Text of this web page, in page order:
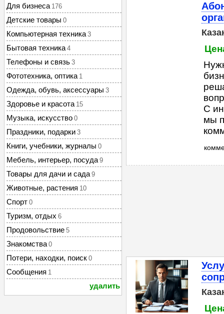
Для бизнеса 176
Детские товары 0
Компьютерная техника 3
Бытовая техника 4
Телефоны и связь 3
Фототехника, оптика 1
Одежда, обувь, аксессуары 3
Здоровье и красота 15
Музыка, искусство 0
Праздники, подарки 3
Книги, учебники, журналы 0
Мебель, интерьер, посуда 9
Товары для дачи и сада 9
Животные, растения 10
Спорт 0
Туризм, отдых 6
Продовольствие 5
Знакомства 0
Потери, находки, поиск 0
Сообщения 1
удалить
С
мы